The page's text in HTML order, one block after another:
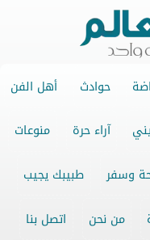
حوادث أهل الفن
آراء حرة منوعات
وسفر طبيبك يجيب
من نحن اتصل بنا